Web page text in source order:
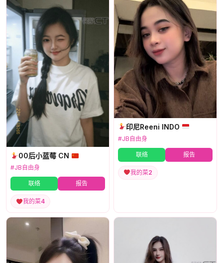
00后小蓝莓 CN
#JB自由身
联络 报告
我的菜4
印尼Reeni INDO
#JB自由身
联络 报告
我的菜2